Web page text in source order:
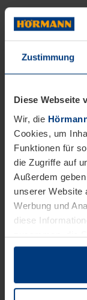
Zustimmung
Diese Webseite
Wir, die
Cookies, um
Funktionen für
die Zugriffe auf
Außerdem
unserer Website
Werbung und
diese
zusammen, die
sie im Rahmen
wenn diese für